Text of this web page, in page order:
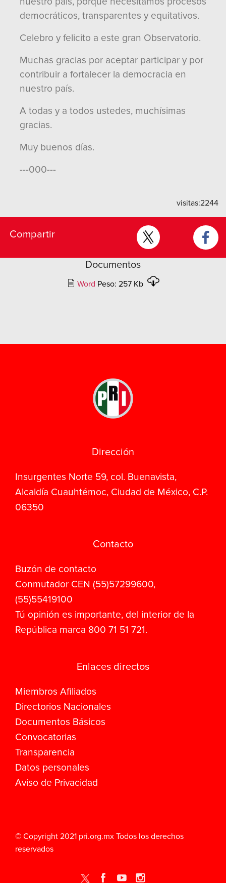
democráticos, transparentes y equitativos.
Celebro y felicito a este gran Observatorio.
Muchas gracias por aceptar participar y por
contribuir a fortalecer la democracia en
nuestro país.
A todas y a todos ustedes, muchísimas
gracias.
Muy buenos días.
---000---
visitas:2244
Compartir
Documentos
Word Peso: 257 Kb
Dirección
Insurgentes Norte 59, col. Buenavista,
Alcaldía Cuauhtémoc, Ciudad de México, C.P.
06350
Contacto
Buzón de contacto
Conmutador CEN (55)57299600,
(55)55419100
Tú opinión es importante, del interior de la
República marca 800 71 51 721.
Enlaces directos
Miembros Afiliados
Directorios Nacionales
Documentos Básicos
Convocatorias
Transparencia
Datos personales
Aviso de Privacidad
© Copyright 2021 pri.org.mx Todos los derechos
reservados